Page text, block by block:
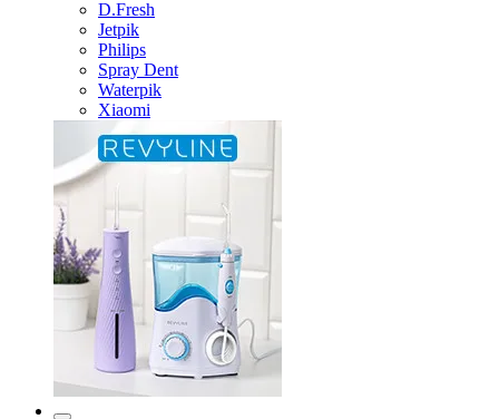
D.Fresh
Jetpik
Philips
Spray Dent
Waterpik
Xiaomi